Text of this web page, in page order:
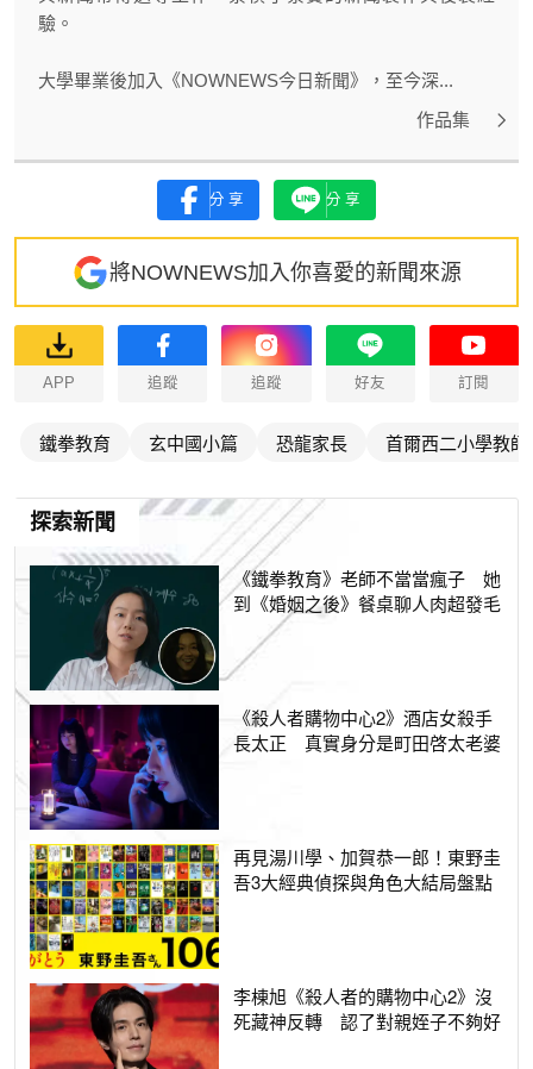
驗。
大學畢業後加入《NOWNEWS今日新聞》，至今深...
作品集
分享 分享
將NOWNEWS加入你喜愛的新聞來源
APP 追蹤 追蹤 好友 訂閱
鐵拳教育 玄中國小篇 恐龍家長 首爾西二小學教
探索新聞
《鐵拳教育》老師不當當瘋子 她
到《婚姻之後》餐桌聊人肉超發毛
《殺人者購物中心2》酒店女殺手
長太正 真實身分是町田啓太老婆
再見湯川學、加賀恭一郎！東野圭
吾3大經典偵探與角色大結局盤點
李棟旭《殺人者的購物中心2》沒
死藏神反轉 認了對親姪子不夠好